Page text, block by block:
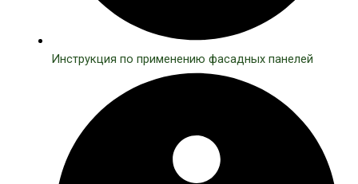
Инструкция по применению фасадных панелей